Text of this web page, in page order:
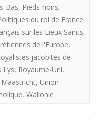
Bas, Pieds-noirs,
du roi de France
sur les Lieux Saints,
de l'Europe,
jacobites de
Lys, Royaume-Uni,
, Union
, Wallonie